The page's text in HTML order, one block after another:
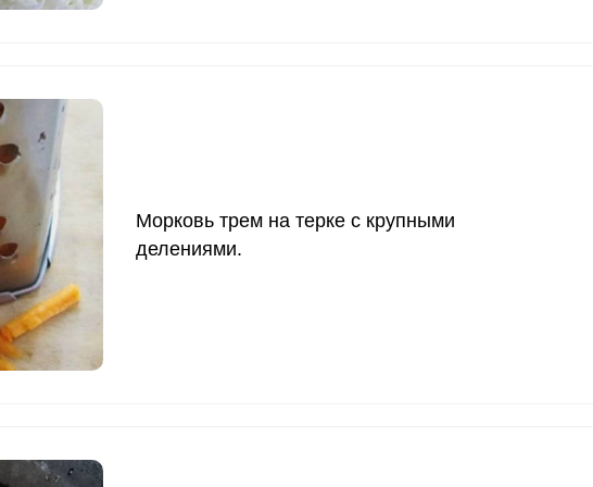
37 мкг
469 мкг
110.3 мкг 50 мкг 11.7
7.4 мг
1584.9 мкг
1796.2 мкг
Морковь трем на терке с крупными
делениями.